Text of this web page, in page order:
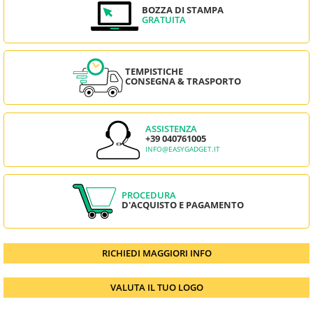
BOZZA DI STAMPA
GRATUITA
TEMPISTICHE
CONSEGNA & TRASPORTO
ASSISTENZA
+39 040761005
INFO@EASYGADGET.IT
PROCEDURA
D'ACQUISTO E PAGAMENTO
RICHIEDI MAGGIORI INFO
VALUTA IL TUO LOGO